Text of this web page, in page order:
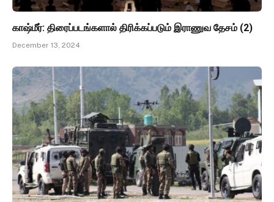
காஷ்மீர்: திரைப்படங்களால் திரிக்கப்படும் இராணுவ தேசம் (2)
December 13, 2024